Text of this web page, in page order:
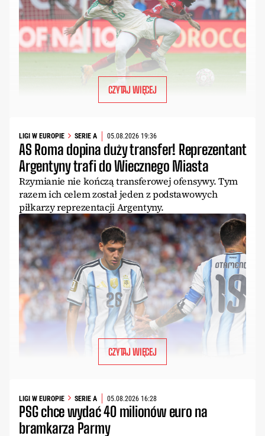
CZYTAJ WIĘCEJ
LIGI W EUROPIE SERIE A 05.08.2026 19:36
AS Roma dopina duży transfer! Reprezentant
Argentyny trafi do Wiecznego Miasta
Rzymianie nie kończą transferowej ofensywy. Tym
razem ich celem został jeden z podstawowych
piłkarzy reprezentacji Argentyny.
CZYTAJ WIĘCEJ
LIGI W EUROPIE SERIE A 05.08.2026 16:28
PSG chce wydać 40 milionów euro na
bramkarza Parmy